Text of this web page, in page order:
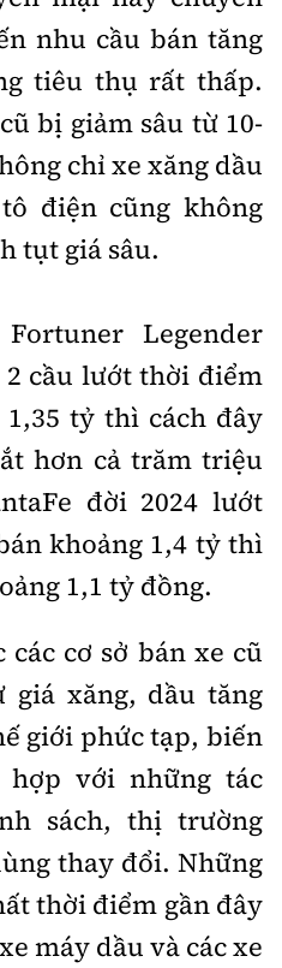
nhu cầu bán tăng
tiêu thụ rất thấp.
bị giảm sâu từ 10-
chỉ xe xăng dầu
điện cũng không
tụt giá sâu.
Legender
2 cầu lướt thời điểm
tỷ thì cách đây
hơn cả trăm triệu
đời 2024 lướt
khoảng 1,4 tỷ thì
1,1 tỷ đồng.
cơ sở bán xe cũ
giá xăng, dầu tăng
giới phức tạp, biến
với những tác
sách, thị trường
thay đổi. Những
thời điểm gần đây
máy dầu và các xe